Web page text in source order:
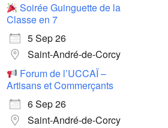
Soirée Guinguette de la
Classe en 7
5 Sep 26
Saint-André-de-Corcy
Forum de l’UCCAÏ –
Artisans et Commerçants
6 Sep 26
Saint-André-de-Corcy